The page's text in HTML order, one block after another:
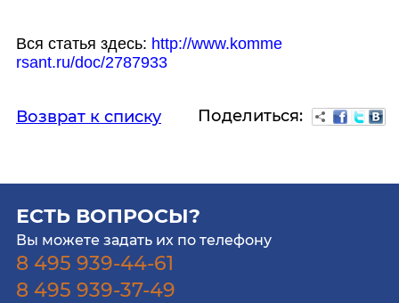
Вся статья здесь: http://www.komme
rsant.ru/doc/2787933
Возврат к списку Поделиться:
ЕСТЬ ВОПРОСЫ?
Вы можете задать их по телефону
8 495 939-44-61
8 495 939-37-49